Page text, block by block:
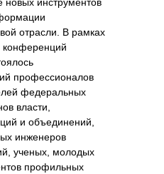
отрасли. В рамках
конференций
профессионалов
федеральных
власти,
и объединений,
инженеров
ученых, молодых
профильных